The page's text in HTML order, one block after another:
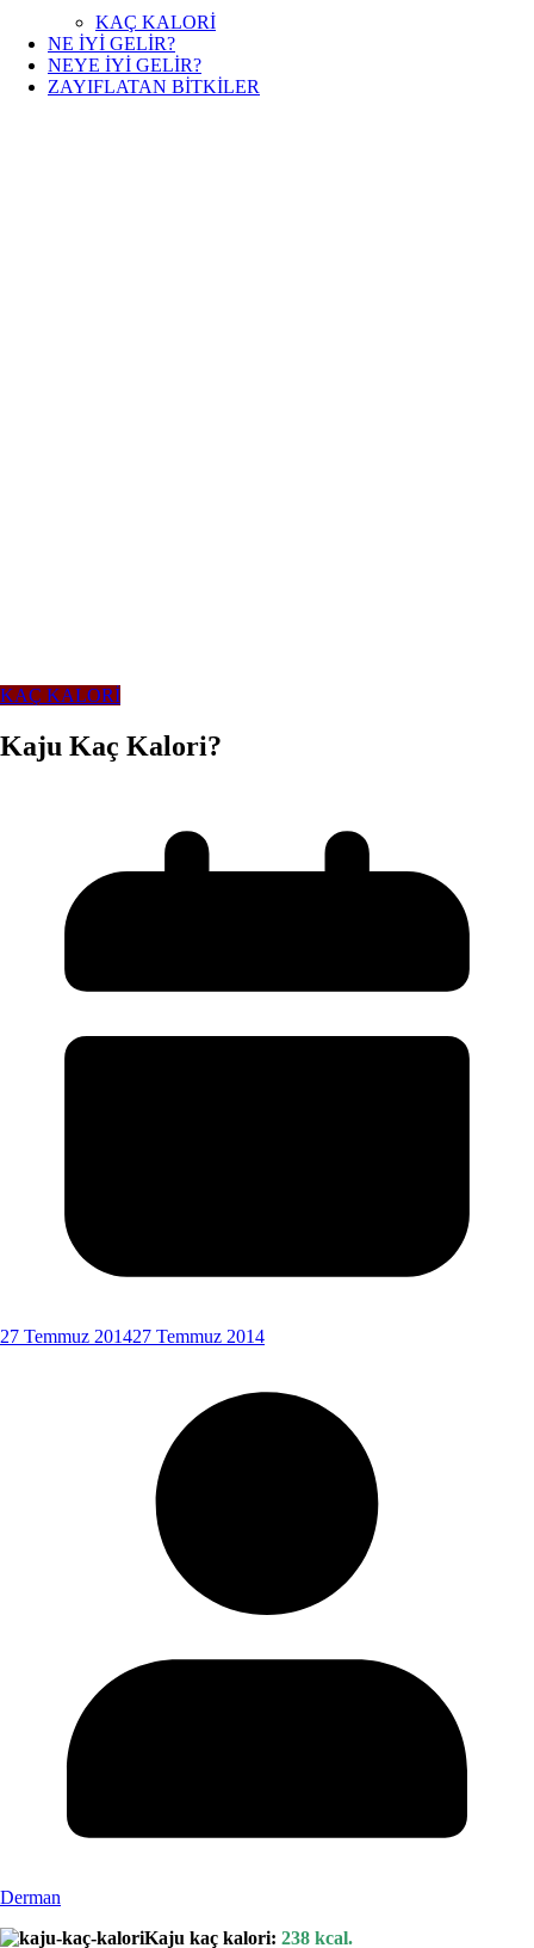
KAÇ KALORİ
NE İYİ GELİR?
NEYE İYİ GELİR?
ZAYIFLATAN BİTKİLER
KAÇ KALORİ
Kaju Kaç Kalori?
27 Temmuz 201427 Temmuz 2014
Derman
Kaju kaç kalori: 238 kcal.